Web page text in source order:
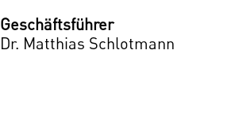
Geschäftsführer
Dr. Matthias Schlotmann